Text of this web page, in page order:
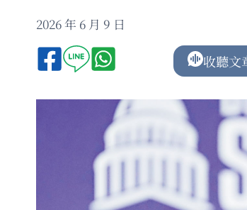
2026 年 6 月 9 日
收聽文